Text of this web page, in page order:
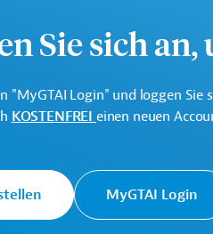
Projektträger
Projektträger
Sie sich
"MyGTAI Login" und loggen
KOSTENFREI einen neuen
MyGTAI Login